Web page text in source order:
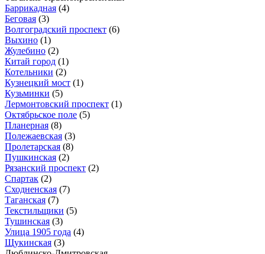
Баррикадная (4)
Беговая (3)
Волгоградский проспект (6)
Выхино (1)
Жулебино (2)
Китай город (1)
Котельники (2)
Кузнецкий мост (1)
Кузьминки (5)
Лермонтовский проспект (1)
Октябрьское поле (5)
Планерная (8)
Полежаевская (3)
Пролетарская (8)
Пушкинская (2)
Рязанский проспект (2)
Спартак (2)
Сходненская (7)
Таганская (7)
Текстильщики (5)
Тушинская (3)
Улица 1905 года (4)
Щукинская (3)